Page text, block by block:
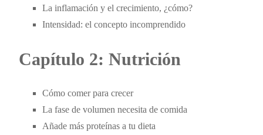
La inflamación y el crecimiento, ¿cómo?
Intensidad: el concepto incomprendido
Capítulo 2: Nutrición
Cómo comer para crecer
La fase de volumen necesita de comida
Añade más proteínas a tu dieta